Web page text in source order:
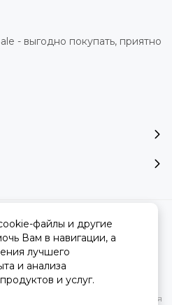
- выгодно покупать, приятно
SALE.Карта сайта
товаров и услуг, носит
при каких условиях не является
файлы и другие
Вам в навигации, а
лучшего
и анализа
и услуг.